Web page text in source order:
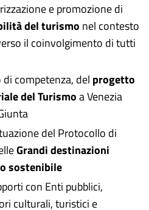
e promozione di
del turismo nel contesto
il coinvolgimento di tutti
competenza, del progetto
del Turismoa Venezia
del Protocollo di
Grandi destinazioni
sostenibile
con Enti pubblici,
culturali, turistici e